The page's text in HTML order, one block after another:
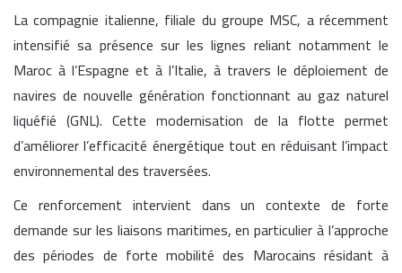
La compagnie italienne, filiale du groupe MSC, a récemment
intensifié sa présence sur les lignes reliant notamment le
Maroc à l’Espagne et à l’Italie, à travers le déploiement de
navires de nouvelle génération fonctionnant au gaz naturel
liquéfié (GNL). Cette modernisation de la flotte permet
d’améliorer l’efficacité énergétique tout en réduisant l’impact
environnemental des traversées.
Ce renforcement intervient dans un contexte de forte
demande sur les liaisons maritimes, en particulier à l’approche
des périodes de forte mobilité des Marocains résidant à